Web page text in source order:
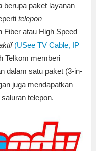
berupa paket layanan
telepon
Fiber atau High Speed
(USee TV Cable, IP
Telkom memberi
dalam satu paket (3-in-
juga mendapatkan
telepon.